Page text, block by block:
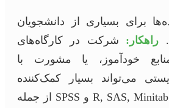
برای بسیاری از دانشجویان
راهکار: شرکت در کارگاه‌های
خودآموز، یا مشورت با
می‌تواند بسیار کمک‌کننده
باشد. نرم‌افزارهای R, SAS, Minitab و SPSS از جمله